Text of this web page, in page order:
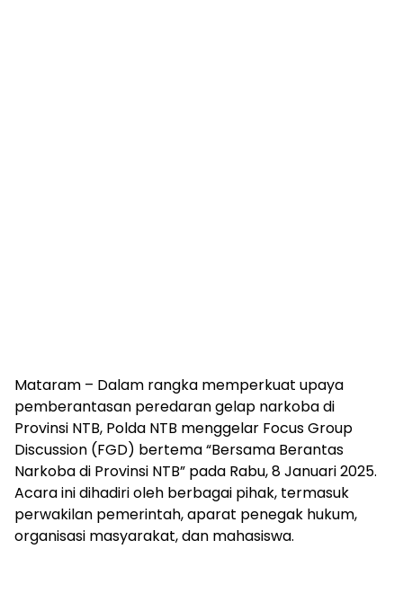
Mataram – Dalam rangka memperkuat upaya
pemberantasan peredaran gelap narkoba di
Provinsi NTB, Polda NTB menggelar Focus Group
Discussion (FGD) bertema “Bersama Berantas
Narkoba di Provinsi NTB” pada Rabu, 8 Januari 2025.
Acara ini dihadiri oleh berbagai pihak, termasuk
perwakilan pemerintah, aparat penegak hukum,
organisasi masyarakat, dan mahasiswa.